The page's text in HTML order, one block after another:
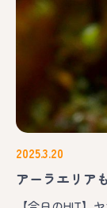
2025.3.20
アーラエリア